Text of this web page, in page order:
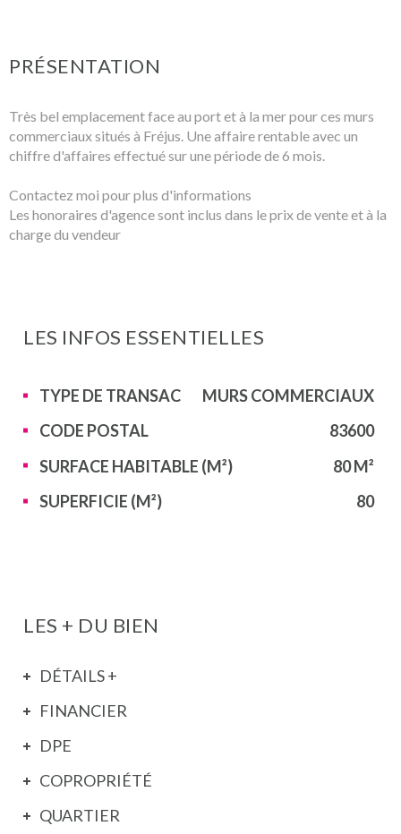
PRÉSENTATION
Très bel emplacement face au port et à la mer pour ces murs
commerciaux situés à Fréjus. Une affaire rentable avec un
chiffre d'affaires effectué sur une période de 6 mois.
Contactez moi pour plus d'informations
Les honoraires d'agence sont inclus dans le prix de vente et à la
charge du vendeur
LES INFOS ESSENTIELLES
Caractérisque Valeurs
TYPE DE TRANSAC
MURS COMMERCIAUX
CODE POSTAL
83600
SURFACE HABITABLE (M²)
80 M²
SUPERFICIE (M²)
80
LES + DU BIEN
DÉTAILS +
FINANCIER
DPE
COPROPRIÉTÉ
QUARTIER